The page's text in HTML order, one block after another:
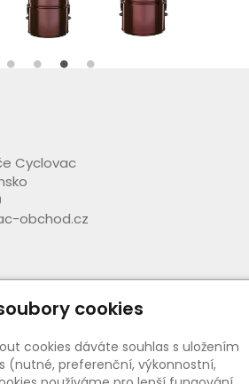
Cyclovac
obchod.cz
výdejny
cookies
cookies dáváte souhlas s uložením
(nutné, preferenční, výkonnostní,